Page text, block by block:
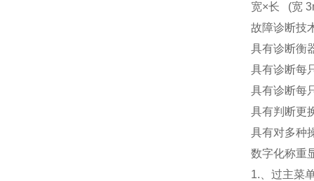
宽×长 (宽
故障诊断技
具有诊断衡
具有诊断每
具有诊断每
具有判断更
具有对多种
数字化称重
1. 、过主菜